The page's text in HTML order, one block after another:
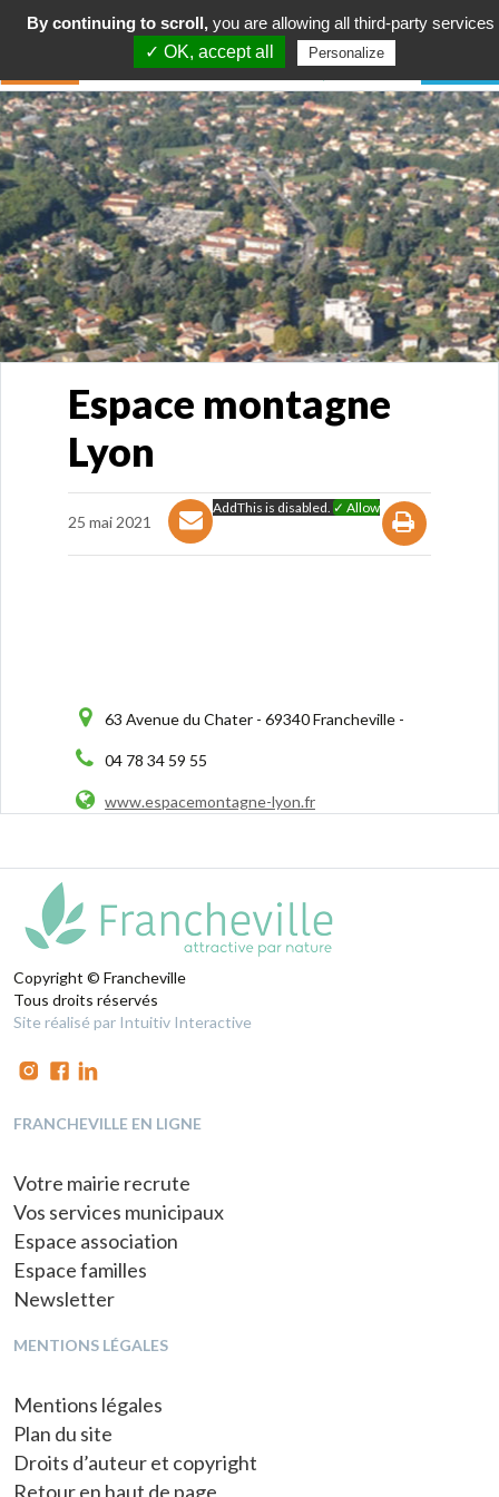
Espace montagne
Lyon
25 mai 2021
AddThis is disabled. ✓ Allow
63 Avenue du Chater - 69340 Francheville -
04 78 34 59 55
www.espacemontagne-lyon.fr
Copyright © Francheville
Tous droits réservés
Site réalisé par Intuitiv Interactive
FRANCHEVILLE EN LIGNE
Votre mairie recrute
Vos services municipaux
Espace association
Espace familles
Newsletter
MENTIONS LÉGALES
Mentions légales
Plan du site
Droits d’auteur et copyright
Retour en haut de page
By continuing to scroll, you are allowing all third-party services
✓ OK, accept all
Personalize